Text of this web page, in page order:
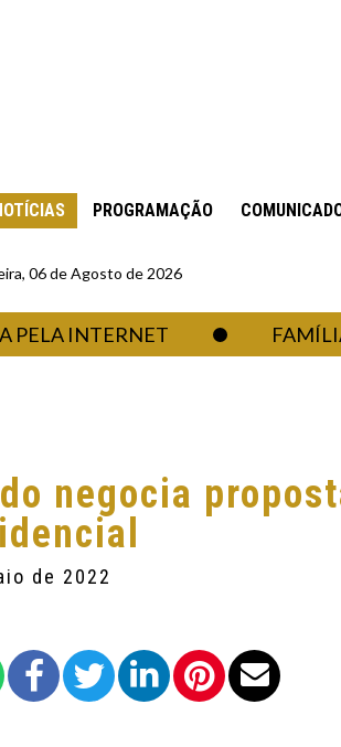
PROGRAMAÇÃO
06 de Agosto de 2026
INTERNET FAMÍLIAS
negocia
de 2022